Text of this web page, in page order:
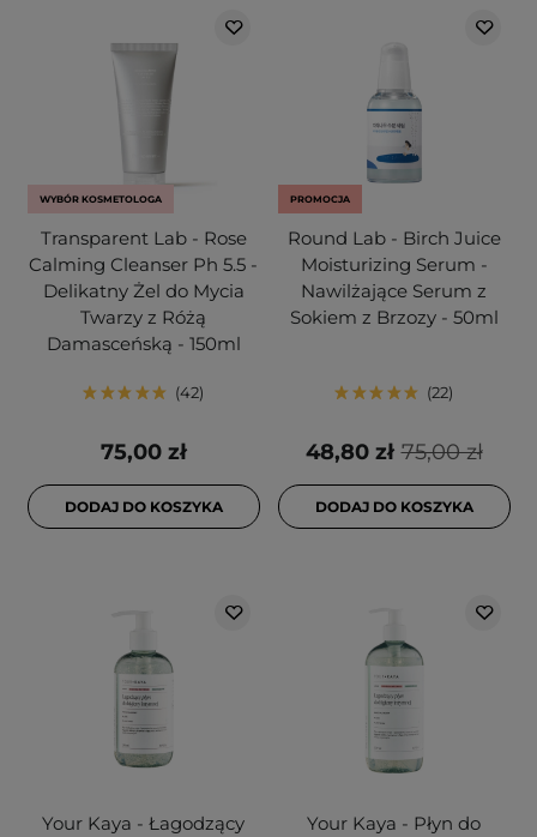
WYBÓR KOSMETOLOGA
Transparent Lab - Rose
Calming Cleanser Ph 5.5 -
Delikatny Żel do Mycia
Twarzy z Różą
Damasceńską - 150ml
42
75,00 zł
DODAJ DO KOSZYKA
PROMOCJA
Round Lab - Birch Juice
Moisturizing Serum -
Nawilżające Serum z
Sokiem z Brzozy - 50ml
22
75,00 zł
48,80 zł
DODAJ DO KOSZYKA
Your Kaya - Łagodzący
Your Kaya - Płyn do